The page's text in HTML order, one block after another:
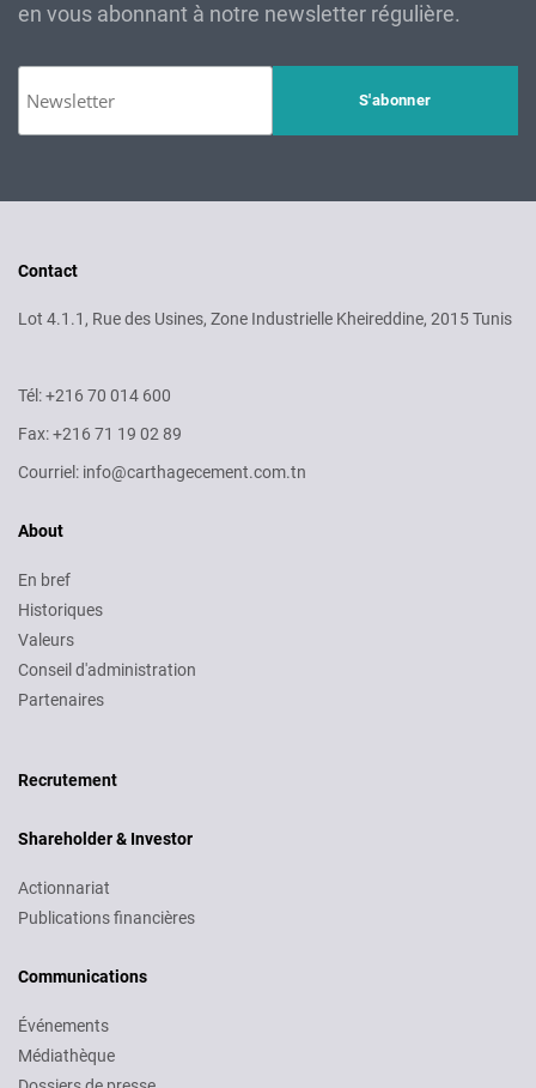
en vous abonnant à notre newsletter régulière.
Contact
Lot 4.1.1, Rue des Usines, Zone Industrielle Kheireddine, 2015 Tunis
Tél: +216 70 014 600
Fax: +216 71 19 02 89
Courriel: info@carthagecement.com.tn
About
En bref
Historiques
Valeurs
Conseil d'administration
Partenaires
Recrutement
Shareholder & Investor
Actionnariat
Publications financières
Communications
Événements
Médiathèque